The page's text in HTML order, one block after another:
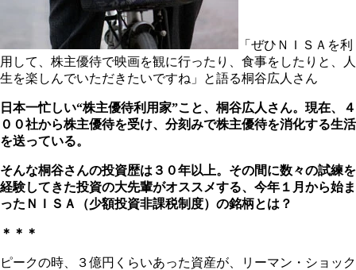
「ぜひＮＩＳＡを利
用して、株主優待で映画を観に行ったり、食事をしたりと、人
生を楽しんでいただきたいですね」と語る桐谷広人さん
日本一忙しい“株主優待利用家”こと、桐谷広人さん。現在、４
００社から株主優待を受け、分刻みで株主優待を消化する生活
を送っている。
そんな桐谷さんの投資歴は３０年以上。その間に数々の試練を
経験してきた投資の大先輩がオススメする、今年１月から始ま
ったＮＩＳＡ（少額投資非課税制度）の銘柄とは？
＊＊＊
ピークの時、３億円くらいあった資産が、リーマン・ショック